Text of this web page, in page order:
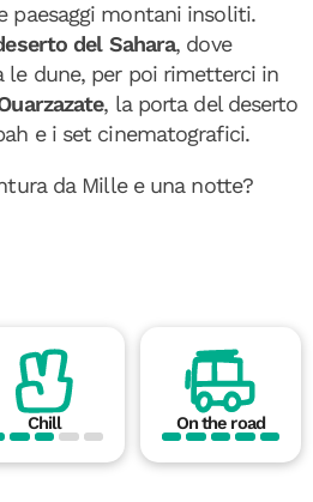
paesaggi montani insoliti.
del Sahara, dove
le dune, per poi rimetterci in
, la porta del deserto
e i set cinematografici.
da Mille e una notte?
Chill On the road